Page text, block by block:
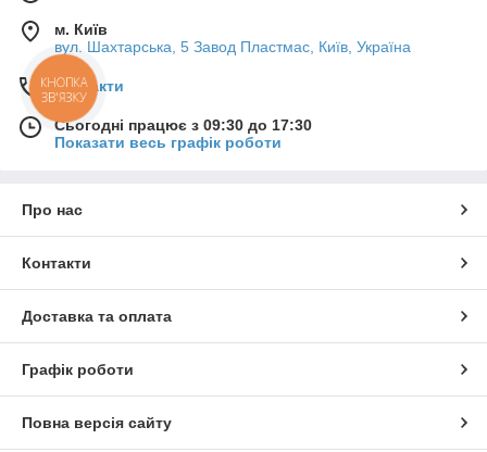
м. Київ
вул. Шахтарська, 5 Завод Пластмас, Київ, Україна
Контакти
Сьогодні працює з 09:30 до 17:30
Показати весь графік роботи
Про нас
Контакти
Доставка та оплата
Графік роботи
Повна версія сайту
КНОПКА
ЗВ'ЯЗКУ